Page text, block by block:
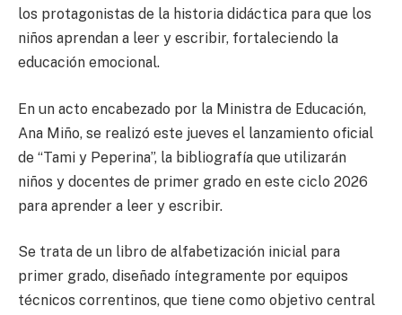
los protagonistas de la historia didáctica para que los
niños aprendan a leer y escribir, fortaleciendo la
educación emocional.
En un acto encabezado por la Ministra de Educación,
Ana Miño, se realizó este jueves el lanzamiento oficial
de “Tami y Peperina”, la bibliografía que utilizarán
niños y docentes de primer grado en este ciclo 2026
para aprender a leer y escribir.
Se trata de un libro de alfabetización inicial para
primer grado, diseñado íntegramente por equipos
técnicos correntinos, que tiene como objetivo central